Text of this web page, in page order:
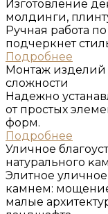
Изготовление
молдинги,
Ручная работа
подчеркнет
Подробнее
Монтаж
сложности
Надежно
от простых
форм.
Подробнее
Уличное
натурального
Элитное
камнем:
малые